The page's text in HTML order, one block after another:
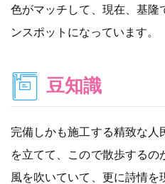
色がマッチして、現在、基隆
ンスポットになっています。
豆知識
完備しかも施工する精致な
を立てて、こので散歩する
風を吹いていて、更に詩情